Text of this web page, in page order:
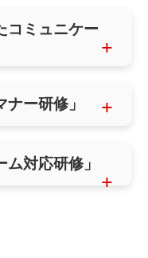
コミュニケー
ー研修」
対応研修」